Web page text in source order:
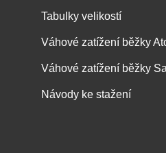
Tabulky velikostí
Váhové zatížení běžky
Váhové zatížení běžky
Návody ke stažení